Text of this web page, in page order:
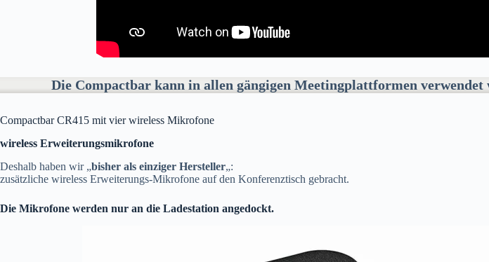
Die Compactbar kann in allen gängigen Meetingplattformen verwendet
Compactbar CR415 mit vier wireless Mikrofone
wireless Erweiterungsmikrofone
Deshalb haben wir „bisher als einziger Hersteller„:
zusätzliche wireless Erweiterungs-Mikrofone auf den Konferenztisch gebracht.
Die Mikrofone werden nur an die Ladestation angedockt.